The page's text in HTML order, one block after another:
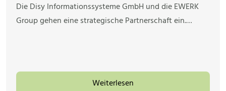
Die Disy Informationssysteme GmbH und die EWERK
Group gehen eine strategische Partnerschaft ein.…
Weiterlesen